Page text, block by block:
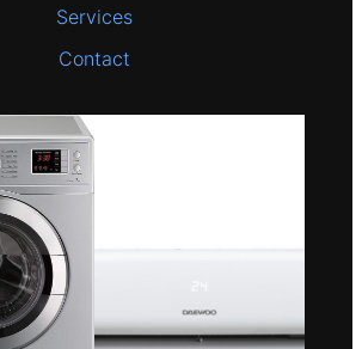
Services
Contact